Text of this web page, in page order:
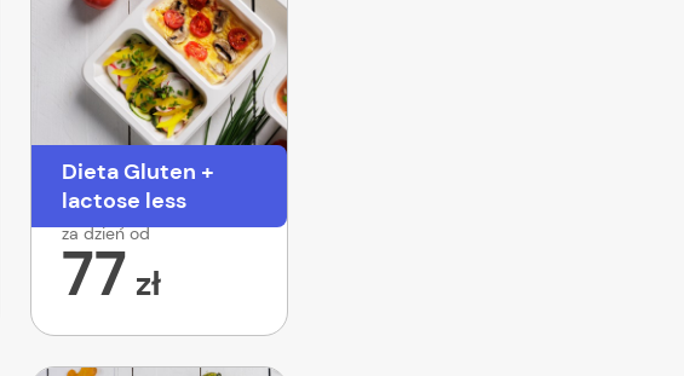
Dieta Gluten +
lactose less
za dzień od
77 zł